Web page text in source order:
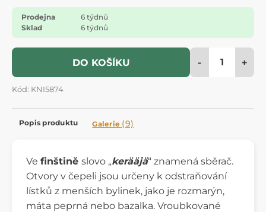
Prodejna
6 týdnů
Sklad
6 týdnů
DO KOŠÍKU - +
Kód: KNI5874
Popis produktu Galerie (9)
Ve finštině slovo „kerääjä“ znamená sběrač.
Otvory v čepeli jsou určeny k odstraňování
lístků z menších bylinek, jako je rozmarýn,
máta peprná nebo bazalka. Vroubkované